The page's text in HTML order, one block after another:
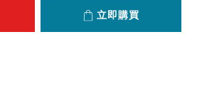
立即購買